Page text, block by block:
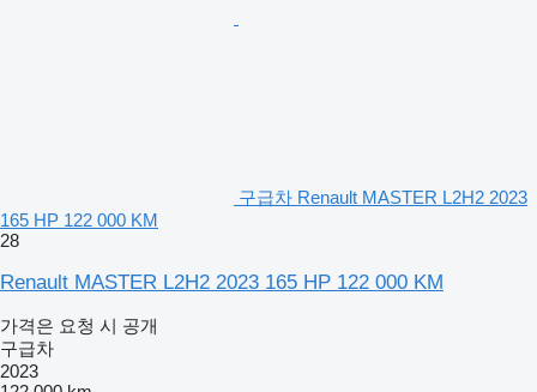
구급차 Renault MASTER L2H2 2023
165 HP 122 000 KM
28
Renault MASTER L2H2 2023 165 HP 122 000 KM
가격은 요청 시 공개
구급차
2023